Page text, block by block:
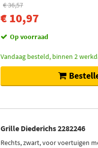
€ 36,57
€ 10,97
Op voorraad
Vandaag besteld, binnen 2
Grille Diederichs 2282246
Rechts, zwart, voor voertuigen